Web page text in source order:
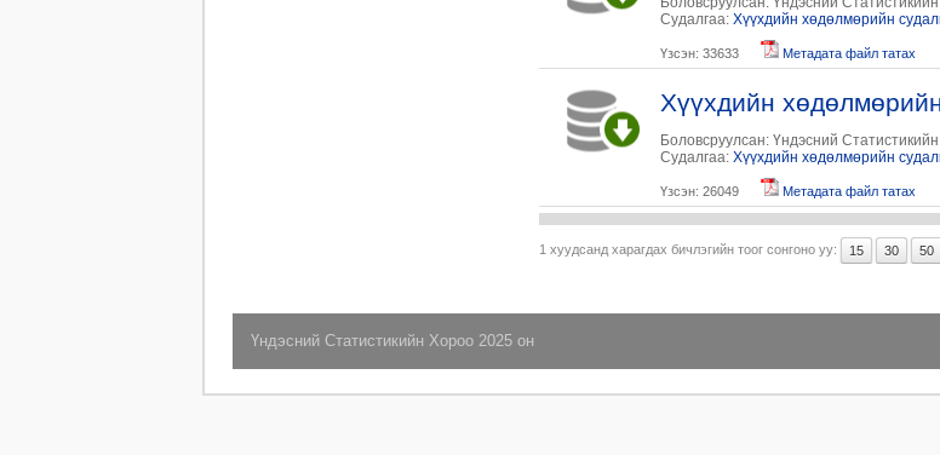
Судалгаа: Хүүхдийн хөдөлмөрийн
Үзсэн: 33633 Метадата файл татах
Хүүхдийн
Боловсруулсан: Үндэсний
Судалгаа: Хүүхдийн хөдөлмөрийн
Үзсэн: 26049 Метадата файл татах
1 хуудсанд харагдах бичлэгийн тоог сонгоно уу: 15 30 50
Үндэсний Статистикийн Хороо 2025 он